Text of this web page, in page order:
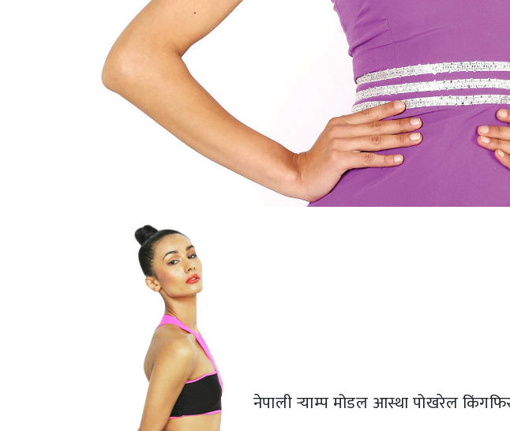
नेपाली र्‍याम्प मोडल आस्था पोखरेल